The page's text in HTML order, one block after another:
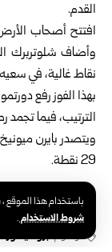
باستخدام هذا الموقع
شروط الاستخدام.
القدم.
نقاط غالية، في
الترتيب، فيما تجمد رصيد
29 نقطة.
الوسوم:بروسيا